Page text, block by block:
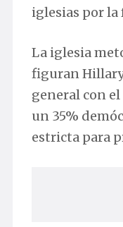
iglesias por
La iglesia
figuran Hillary
general con
un 35%
estricta para